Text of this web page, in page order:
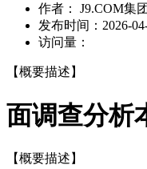
作者： J9.COM集
发布时间： 2026-
访问量：
【概要描述】
面调查分析
【概要描述】